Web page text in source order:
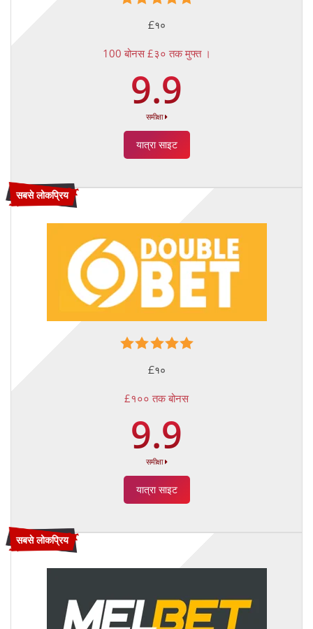
£१०
100 बोनस £३० तक मुफ्त ।
9.9
समीक्षा
यात्रा साइट
सबसे लोकप्रिय
£१०
£१०० तक बोनस
9.9
समीक्षा
यात्रा साइट
सबसे लोकप्रिय